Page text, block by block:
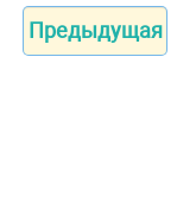
Предыдущая